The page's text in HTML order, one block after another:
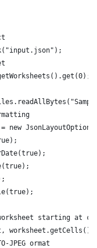
new
starting at
ormat